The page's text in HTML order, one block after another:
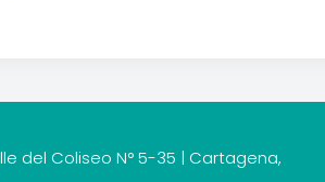
del Coliseo N° 5-35 | Cartagena,